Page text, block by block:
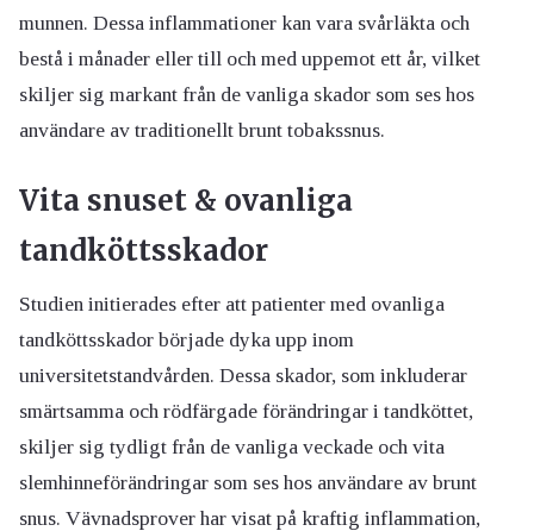
munnen. Dessa inflammationer kan vara svårläkta och
bestå i månader eller till och med uppemot ett år, vilket
skiljer sig markant från de vanliga skador som ses hos
användare av traditionellt brunt tobakssnus.
Vita snuset & ovanliga
tandköttsskador
Studien initierades efter att patienter med ovanliga
tandköttsskador började dyka upp inom
universitetstandvården. Dessa skador, som inkluderar
smärtsamma och rödfärgade förändringar i tandköttet,
skiljer sig tydligt från de vanliga veckade och vita
slemhinneförändringar som ses hos användare av brunt
snus. Vävnadsprover har visat på kraftig inflammation,